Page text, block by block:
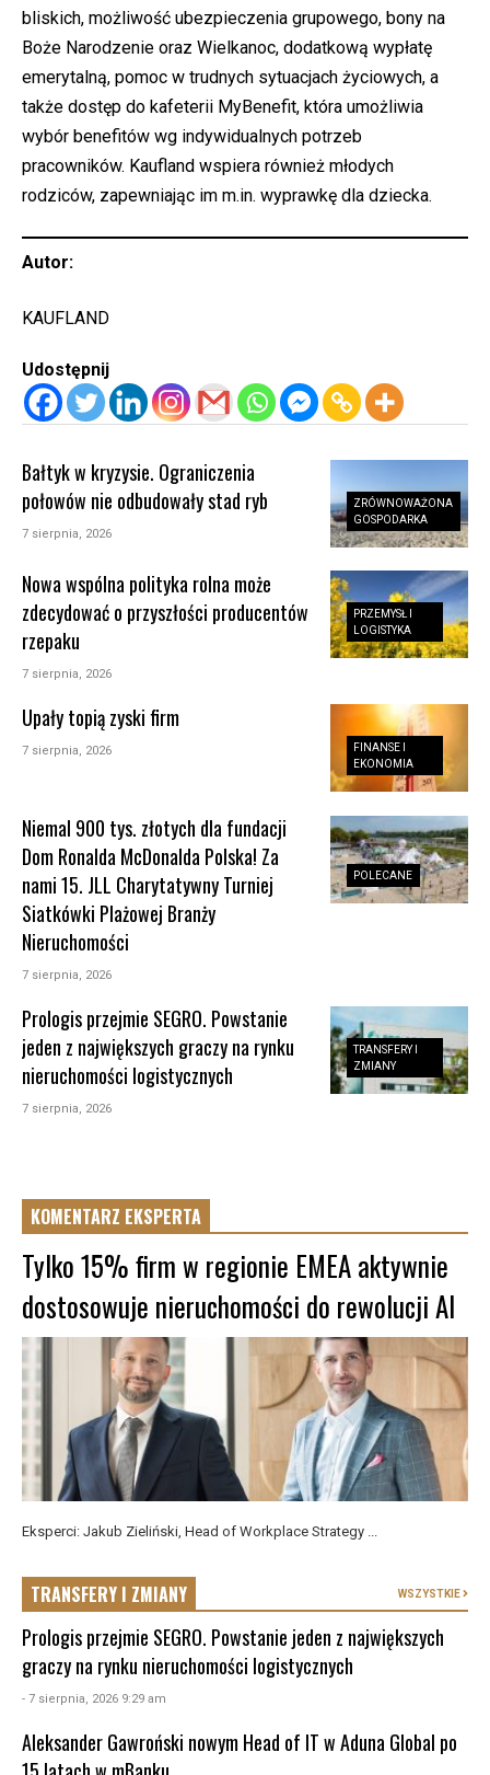
bliskich, możliwość ubezpieczenia grupowego, bony na
Boże Narodzenie oraz Wielkanoc, dodatkową wypłatę
emerytalną, pomoc w trudnych sytuacjach życiowych, a
także dostęp do kafeterii MyBenefit, która umożliwia
wybór benefitów wg indywidualnych potrzeb
pracowników. Kaufland wspiera również młodych
rodziców, zapewniając im m.in. wyprawkę dla dziecka.
Autor:
KAUFLAND
Udostępnij
ZRÓWNOWAŻONA
GOSPODARKA
Bałtyk w kryzysie. Ograniczenia
połowów nie odbudowały stad ryb
7 sierpnia, 2026
PRZEMYSŁ I
LOGISTYKA
Nowa wspólna polityka rolna może
zdecydować o przyszłości producentów
rzepaku
7 sierpnia, 2026
FINANSE I
EKONOMIA
Upały topią zyski firm
7 sierpnia, 2026
POLECANE
Niemal 900 tys. złotych dla fundacji
Dom Ronalda McDonalda Polska! Za
nami 15. JLL Charytatywny Turniej
Siatkówki Plażowej Branży
Nieruchomości
7 sierpnia, 2026
TRANSFERY I
ZMIANY
Prologis przejmie SEGRO. Powstanie
jeden z największych graczy na rynku
nieruchomości logistycznych
7 sierpnia, 2026
KOMENTARZ EKSPERTA
Tylko 15% firm w regionie EMEA aktywnie
dostosowuje nieruchomości do rewolucji AI
Eksperci: Jakub Zieliński, Head of Workplace Strategy ...
TRANSFERY I ZMIANY WSZYSTKIE
Prologis przejmie SEGRO. Powstanie jeden z największych
graczy na rynku nieruchomości logistycznych
- 7 sierpnia, 2026 9:29 am
Aleksander Gawroński nowym Head of IT w Aduna Global po